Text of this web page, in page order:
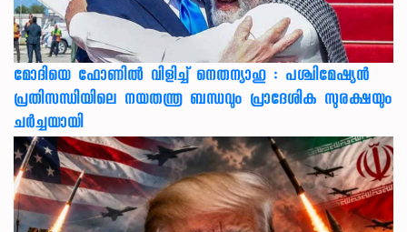
മോദിയെ ഫോണിൽ വിളിച്ച് നെതന്യാഹു : പശ്ചിമേഷ്യൻ
പ്രതിസന്ധിയിലെ നയതന്ത്ര ബന്ധവും പ്രാദേശിക സുരക്ഷയും
ചർച്ചയായി